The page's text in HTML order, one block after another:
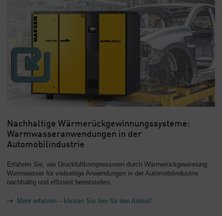
Nachhaltige Wärmerückgewinnungssysteme:
Warmwasseranwendungen in der
Automobilindustrie
Erfahren Sie, wie Druckluftkompressoren durch Wärmerückgewinnung
Warmwasser für vielseitige Anwendungen in der Automobilindustrie
nachhaltig und effizient bereitstellen.
Mehr erfahren – klicken Sie hier für den Artikel!